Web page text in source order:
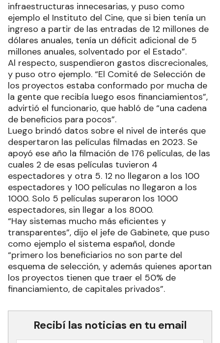
infraestructuras innecesarias, y puso como
ejemplo el Instituto del Cine, que si bien tenía un
ingreso a partir de las entradas de 12 millones de
dólares anuales, tenía un déficit adicional de 5
millones anuales, solventado por el Estado”.
Al respecto, suspendieron gastos discrecionales,
y puso otro ejemplo. “El Comité de Selección de
los proyectos estaba conformado por mucha de
la gente que recibía luego esos financiamientos”,
advirtió el funcionario, que habló de “una cadena
de beneficios para pocos”.
Luego brindó datos sobre el nivel de interés que
despertaron las películas filmadas en 2023. Se
apoyó ese año la filmación de 176 películas, de las
cuales 2 de esas películas tuvieron 4
espectadores y otra 5. 12 no llegaron a los 100
espectadores y 100 películas no llegaron a los
1000. Solo 5 películas superaron los 1000
espectadores, sin llegar a los 8000.
“Hay sistemas mucho más eficientes y
transparentes”, dijo el jefe de Gabinete, que puso
como ejemplo el sistema español, donde
“primero los beneficiarios no son parte del
esquema de selección, y además quienes aportan
los proyectos tienen que traer el 50% de
financiamiento, de capitales privados”.
Recibí las noticias en tu email